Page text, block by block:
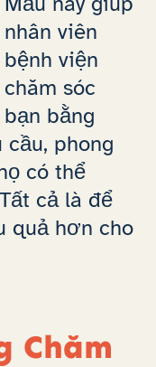
nhân viên
bệnh viện
chăm sóc
bạn bằng
phong
có thể
cả là để
quả hơn cho
Chăm